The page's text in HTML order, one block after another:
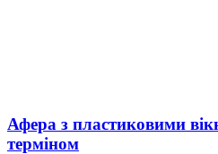
Афера з пластиковими
терміном